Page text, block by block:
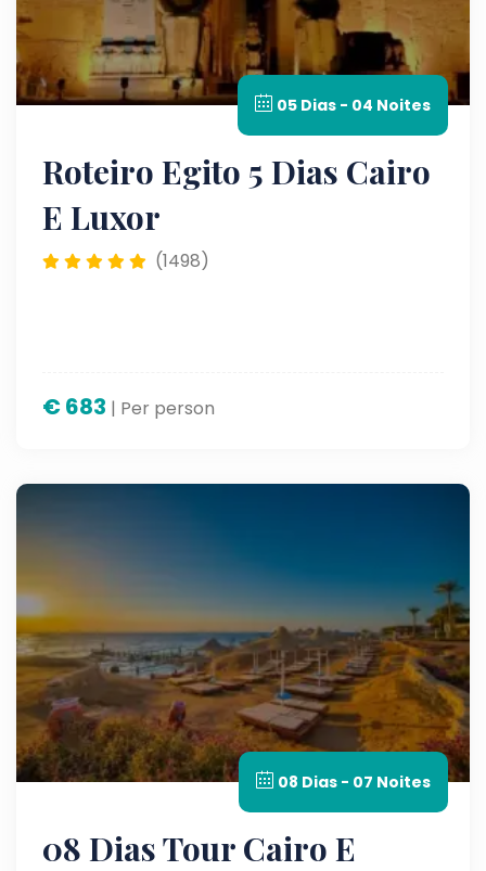
05 Dias - 04 Noites
Roteiro Egito 5 Dias Cairo
E Luxor
(1498)
€683 | Per person
08 Dias - 07 Noites
08 Dias Tour Cairo E